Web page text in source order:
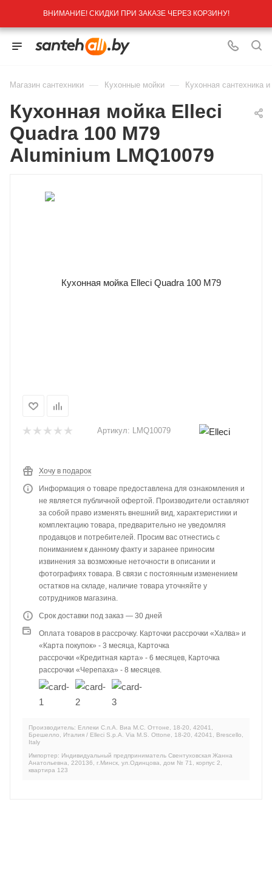
ВНИМАНИЕ! СКИДКИ ПРИ ЗАКАЗЕ ЧЕРЕЗ КОРЗИНУ!
Магазин сантехники — Кухонные мойки — Кухонная сантехника
Кухонная мойка Elleci
Quadra 100 M79
Aluminium LMQ10079
Артикул: LMQ10079
Хочу в подарок
Информация о товаре предоставлена для ознакомления и
не является публичной офертой. Производители оставляют
за собой право изменять внешний вид, характеристики и
комплектацию товара, предварительно не уведомляя
продавцов и потребителей. Просим вас отнестись с
пониманием к данному факту и заранее приносим
извинения за возможные неточности в описании и
фотографиях товара. В связи с постоянным изменением
остатков на складе, наличие товара уточняйте у
сотрудников магазина.
Срок доставки под заказ — 30 дней
Оплата товаров в рассрочку. Карточки рассрочки «Халва» и
«Карта покупок» - 3 месяца, Карточка
рассрочки «Кредитная карта» - 6 месяцев, Карточка
рассрочки «Черепаха» - 8 месяцев.
Производитель: Еллеки С.п.А. Виа М.С. Оттоне, 18-20, 42041,
Брешелло, Италия / Elleci S.p.A. Via M.S. Ottone, 18-20, 42041, Brescello,
Italy
Импортер: Индивидуальный предприниматель Свентуховская Жанна
Анатольевна, 220136, г.Минск, ул.Одинцова, дом № 71, корпус 2,
квартира 123